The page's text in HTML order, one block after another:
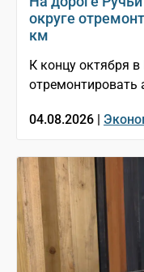
округе
км
К концу октября
отремонтировать
04.08.2026 |